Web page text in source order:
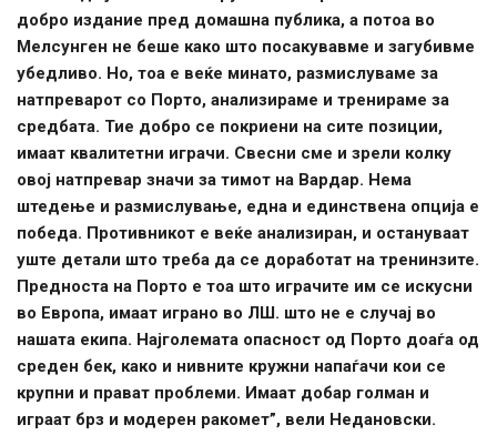
добро издание пред домашна публика, а потоа во
Мелсунген не беше како што посакувавме и загубивме
убедливо. Но, тоа е веќе минато, размислуваме за
натпреварот со Порто, анализираме и тренираме за
средбата. Тие добро се покриени на сите позиции,
имаат квалитетни играчи. Свесни сме и зрели колку
овој натпревар значи за тимот на Вардар. Нема
штедење и размислување, една и единствена опција е
победа. Противникот е веќе анализиран, и остануваат
уште детали што треба да се доработат на тренинзите.
Предноста на Порто е тоа што играчите им се искусни
во Европа, имаат играно во ЛШ. што не е случај во
нашата екипа. Најголемата опасност од Порто доаѓа од
среден бек, како и нивните кружни напаѓачи кои се
крупни и прават проблеми. Имаат добар голман и
играат брз и модерен ракомет”, вели Недановски.